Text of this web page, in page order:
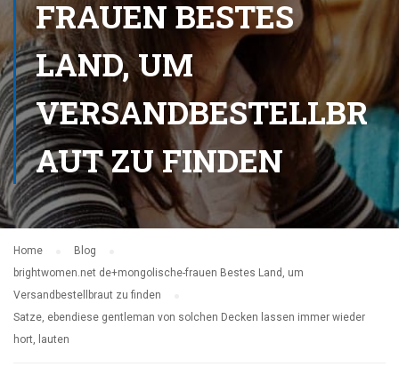
FRAUEN BESTES
LAND, UM
VERSANDBESTELLBR
AUT ZU FINDEN
Home
Blog
brightwomen.net de+mongolische-frauen Bestes Land, um
Versandbestellbraut zu finden
Satze, ebendiese gentleman von solchen Decken lassen immer wieder
hort, lauten